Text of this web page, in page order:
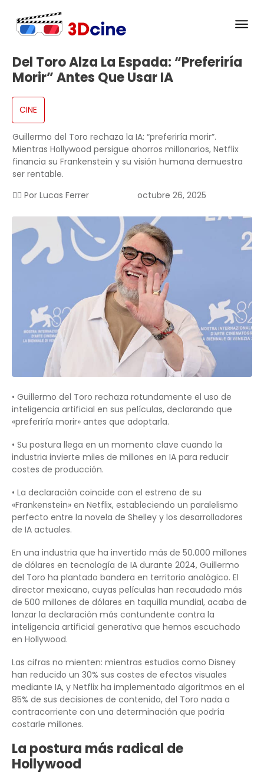
Del Toro Alza La Espada: “Preferiría
Morir” Antes Que Usar IA
CINE
Guillermo del Toro rechaza la IA: “preferiría morir”.
Mientras Hollywood persigue ahorros millonarios, Netflix
financia su Frankenstein y su visión humana demuestra
ser rentable.
✍🏻 Por Lucas Ferrer octubre 26, 2025
• Guillermo del Toro rechaza rotundamente el uso de
inteligencia artificial en sus películas, declarando que
«preferiría morir» antes que adoptarla.
• Su postura llega en un momento clave cuando la
industria invierte miles de millones en IA para reducir
costes de producción.
• La declaración coincide con el estreno de su
«Frankenstein» en Netflix, estableciendo un paralelismo
perfecto entre la novela de Shelley y los desarrolladores
de IA actuales.
En una industria que ha invertido más de 50.000 millones
de dólares en tecnología de IA durante 2024, Guillermo
del Toro ha plantado bandera en territorio analógico. El
director mexicano, cuyas películas han recaudado más
de 500 millones de dólares en taquilla mundial, acaba de
lanzar la declaración más contundente contra la
inteligencia artificial generativa que hemos escuchado
en Hollywood.
Las cifras no mienten: mientras estudios como Disney
han reducido un 30% sus costes de efectos visuales
mediante IA, y Netflix ha implementado algoritmos en el
85% de sus decisiones de contenido, del Toro nada a
contracorriente con una determinación que podría
costarle millones.
La postura más radical de
Hollywood